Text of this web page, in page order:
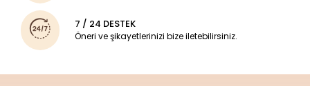
7 / 24 DESTEK
Öneri ve şikayetlerinizi bize iletebilirsiniz.